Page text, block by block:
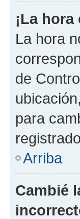
¡La
La hora
de
para
Arriba
Cambié